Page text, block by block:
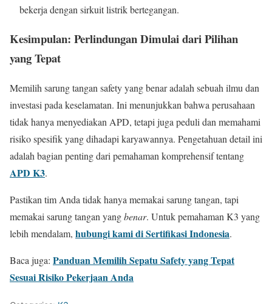
bekerja dengan sirkuit listrik bertegangan.
Kesimpulan: Perlindungan Dimulai dari Pilihan
yang Tepat
Memilih sarung tangan safety yang benar adalah sebuah ilmu dan
investasi pada keselamatan. Ini menunjukkan bahwa perusahaan
tidak hanya menyediakan APD, tetapi juga peduli dan memahami
risiko spesifik yang dihadapi karyawannya. Pengetahuan detail ini
adalah bagian penting dari pemahaman komprehensif tentang
APD K3.
Pastikan tim Anda tidak hanya memakai sarung tangan, tapi
memakai sarung tangan yangbenar. Untuk pemahaman K3 yang
lebih mendalam, hubungi kami di Sertifikasi Indonesia.
Baca juga: Panduan Memilih Sepatu Safety yang Tepat
Sesuai Risiko Pekerjaan Anda